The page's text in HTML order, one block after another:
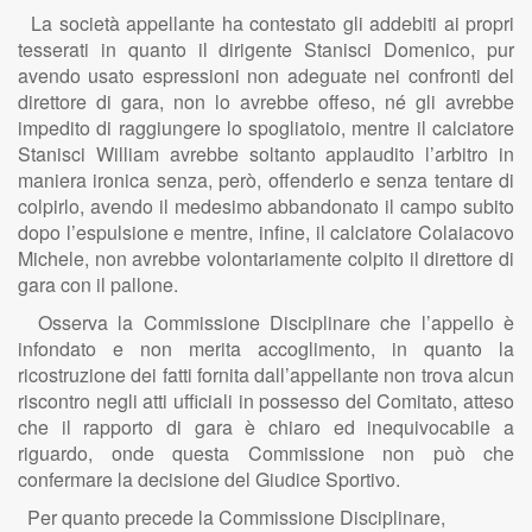
La società appellante ha contestato gli addebiti ai propri
tesserati in quanto il dirigente Stanisci Domenico, pur
avendo usato espressioni non adeguate nei confronti del
direttore di gara, non lo avrebbe offeso, né gli avrebbe
impedito di raggiungere lo spogliatoio, mentre il calciatore
Stanisci William avrebbe soltanto applaudito l’arbitro in
maniera ironica senza, però, offenderlo e senza tentare di
colpirlo, avendo il medesimo abbandonato il campo subito
dopo l’espulsione e mentre, infine, il calciatore Colaiacovo
Michele, non avrebbe volontariamente colpito il direttore di
gara con il pallone.
Osserva la Commissione Disciplinare che l’appello è
infondato e non merita accoglimento, in quanto la
ricostruzione dei fatti fornita dall’appellante non trova alcun
riscontro negli atti ufficiali in possesso del Comitato, atteso
che il rapporto di gara è chiaro ed inequivocabile a
riguardo, onde questa Commissione non può che
confermare la decisione del Giudice Sportivo.
Per quanto precede la Commissione Disciplinare,